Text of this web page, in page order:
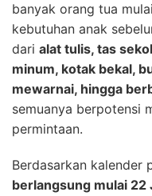
banyak orang tua
kebutuhan anak
dari alat tulis, tas
minum, kotak bekal,
mewarnai, hingga
semuanya berpotensi
permintaan.
Berdasarkan kalender
berlangsung mulai 22